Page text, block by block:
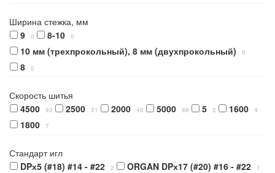
Ширина стежка, мм
9
0 8-10 0
10 мм (трехпрокольный), 8 мм (двухпрокольный) 0
8 0
Скорость шитья
4500
92 2500 31 2000 40 5000 89 5 2 1600 4
1800 7
Стандарт игл
DPх5 (#18) #14 - #22
2 ORGAN DPх17 (#20) #16 - #22 1